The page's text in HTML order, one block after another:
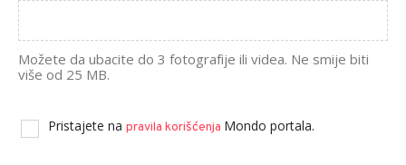
Možete da ubacite do 3 fotografije ili videa. Ne smije biti
više od 25 MB.
Pristajete na pravila korišćenja Mondo portala.